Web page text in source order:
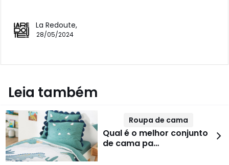
La Redoute,
28/05/2024
Leia também
Roupa de cama
Qual é o melhor conjunto
de cama pa…